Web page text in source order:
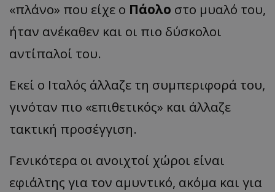
«πλάνο» που είχε ο Πάολο στο μυαλό του,
ήταν ανέκαθεν και οι πιο δύσκολοι
αντίπαλοί του.
Εκεί ο Ιταλός άλλαζε τη συμπεριφορά του,
γινόταν πιο «επιθετικός» και άλλαζε
τακτική προσέγγιση.
Γενικότερα οι ανοιχτοί χώροι είναι
εφιάλτης για τον αμυντικό, ακόμα και για